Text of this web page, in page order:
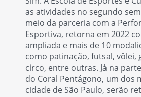
as atividades no segundo
meio da parceria com a
Esportiva, retorna em 2022
ampliada e mais de 10
como patinação, futsal, vôlei,
circo, entre outras. Já na
do Coral Pentágono, um dos
cidade de São Paulo, serão